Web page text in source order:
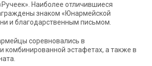
Наиболее отличившиеся
знаком «Юнармейской
и благодарственным письмом.
соревновались в
комбинированной эстафетах, а также в